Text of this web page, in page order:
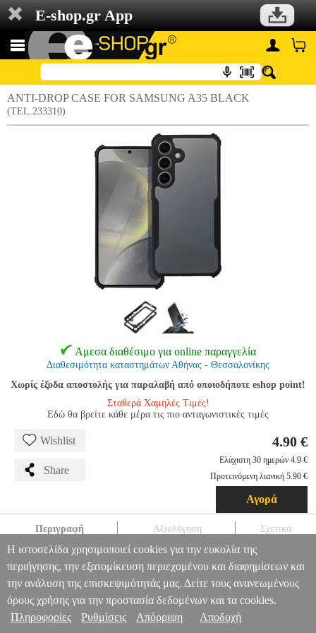
E-shop.gr App
ANTI-DROP CASE FOR SAMSUNG A35 BLACK
(TEL.233310)
Αμεσα διαθέσιμο για online παραγγελία
Διαθεσιμότητα καταστημάτων Αθήνας - Θεσσαλονίκης
Χωρίς έξοδα αποστολής για παραλαβή από οποιοδήποτε eshop point!
Σταθερά Χαμηλές Τιμές!
Εδώ θα βρείτε κάθε μέρα τις πιο ανταγωνιστικές τιμές
Wishlist
Share
4.90 €
Ελάχιστη 30 ημερών 4.9 €
Προτεινόμενη λιανική 5.90 €
Αγορά
Περιγραφή Αξιολόγηση Σχετικά
ANTI-DROP CASE FOR SAMSUNG A35 BLACK
TEL.233310
TEL.233310 OEM OEM ΘΗΚΗ ANTI-DROP CASE FOR
SAMSUNG A35 BLACK
4.90
Πληροφορίες & Υπηρεσίες >
Η ιστοσελίδα χρησιμοποιεί cookies για την ευκολία της
περιήγησης, την εξατομίκευση περιεχομένου και διαφημίσεων και
την ανάλυση της επισκεψιμότητάς μας. Δείτε τους ανανεωμένους
όρους χρήσης για την προστασία δεδομένων και τα cookies.
Πληροφορίες
Ρυθμίσεις Απόρριψη Αποδοχή